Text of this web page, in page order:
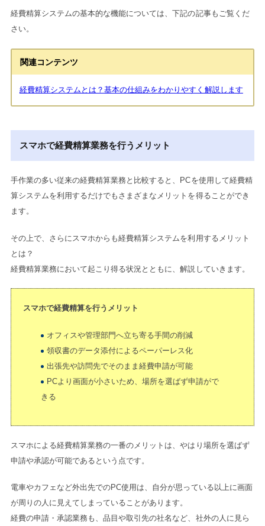
経費精算システムの基本的な機能については、下記の記事もご覧くだ
さい。
関連コンテンツ
経費精算システムとは？基本の仕組みをわかりやすく解説します
スマホで経費精算業務を行うメリット
手作業の多い従来の経費精算業務と比較すると、PCを使用して経費精
算システムを利用するだけでもさまざまなメリットを得ることができ
ます。
その上で、さらにスマホからも経費精算システムを利用するメリット
とは？
経費精算業務において起こり得る状況とともに、解説していきます。
スマホで経費精算を行うメリット
オフィスや管理部門へ立ち寄る手間の削減
領収書のデータ添付によるペーパーレス化
出張先や訪問先でそのまま経費申請が可能
PCより画面が小さいため、場所を選ばず申請がで
きる
スマホによる経費精算業務の一番のメリットは、やはり場所を選ばず
申請や承認が可能であるという点です。
電車やカフェなど外出先でのPC使用は、自分が思っている以上に画面
が周りの人に見えてしまっていることがあります。
経費の申請・承認業務も、品目や取引先の社名など、社外の人に見ら